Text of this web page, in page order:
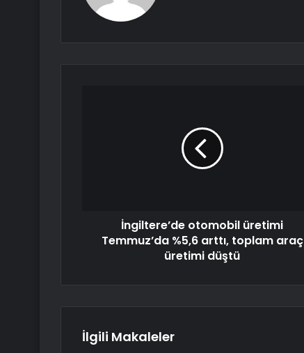
İngiltere’de otomobil üretimi
Temmuz’da %5,6 arttı, toplam araç
üretimi düştü
İlgili Makaleler